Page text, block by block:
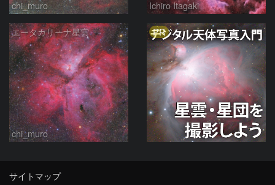
chi_muro Ichiro Itagaki
エータカリーナ星雲
chi_muro
PR
サイトマップ